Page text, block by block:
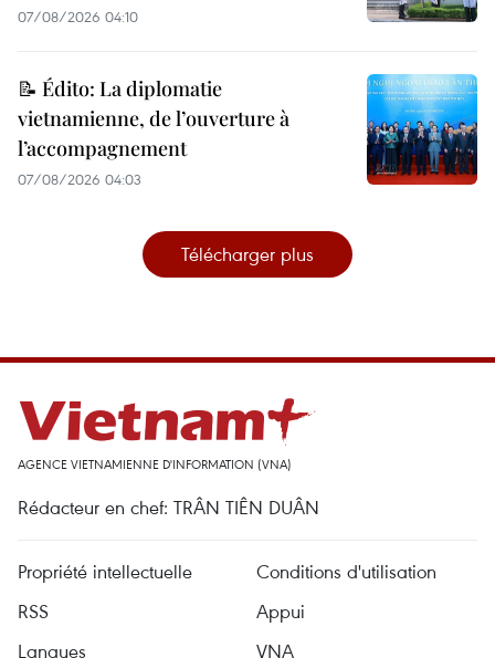
07/08/2026 04:10
📝 Édito: La diplomatie
vietnamienne, de l’ouverture à
l’accompagnement
07/08/2026 04:03
Télécharger plus
AGENCE VIETNAMIENNE D'INFORMATION (VNA)
Rédacteur en chef: TRÂN TIÊN DUÂN
Propriété intellectuelle
Conditions d'utilisation
RSS
Appui
Langues
VNA